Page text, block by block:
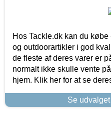
Hos Tackle.dk kan du
og outdoorartikler i god
de fleste af deres varer er
normalt ikke skulle vente
hjem. Klik her for at se
Se